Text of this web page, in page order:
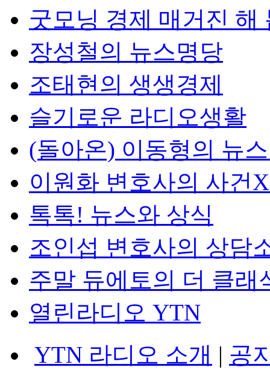
굿모닝 경제 매거진 해
장성철의 뉴스명당
조태현의 생생경제
슬기로운 라디오생활
(돌아온) 이동형의 뉴
이원화 변호사의 사건
톡톡! 뉴스와 상식
조인섭 변호사의 상담
주말 듀에토의 더 클래
열린라디오 YTN
YTN 라디오 소개 | 공